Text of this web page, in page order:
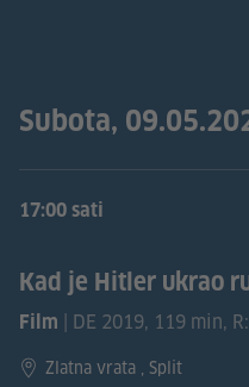
Subota,
17:00 sati
Kad je Hitler ukrao
Film | DE 2019, 119 min,
Zlatna vrata , Split